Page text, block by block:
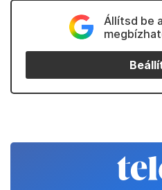
Állítsd be